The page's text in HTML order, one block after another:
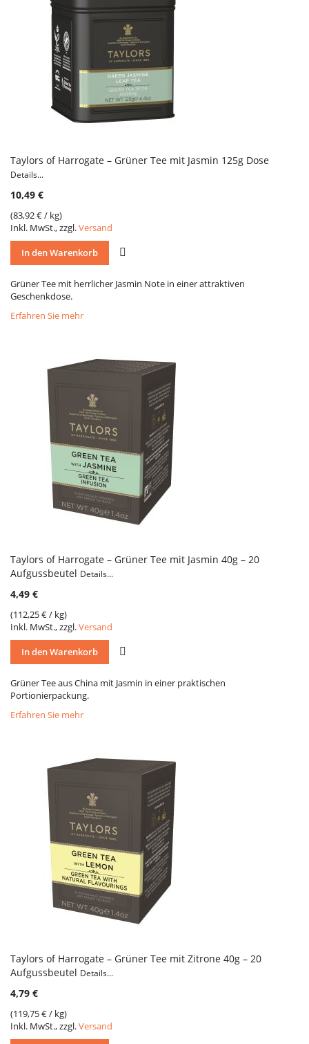
Taylors of Harrogate – Grüner Tee mit Jasmin 125g Dose
Details...
10,49 €
(83,92 €/ kg)
Inkl. MwSt., zzgl.Versand
In den Warenkorb
Grüner Tee mit herrlicher Jasmin Note in einer attraktiven
Geschenkdose.
Erfahren Sie mehr
Taylors of Harrogate – Grüner Tee mit Jasmin 40g – 20
Aufgussbeutel Details...
4,49 €
(112,25 €/ kg)
Inkl. MwSt., zzgl.Versand
In den Warenkorb
Grüner Tee aus China mit Jasmin in einer praktischen
Portionierpackung.
Erfahren Sie mehr
Taylors of Harrogate – Grüner Tee mit Zitrone 40g – 20
Aufgussbeutel Details...
4,79 €
(119,75 €/ kg)
Inkl. MwSt., zzgl.Versand